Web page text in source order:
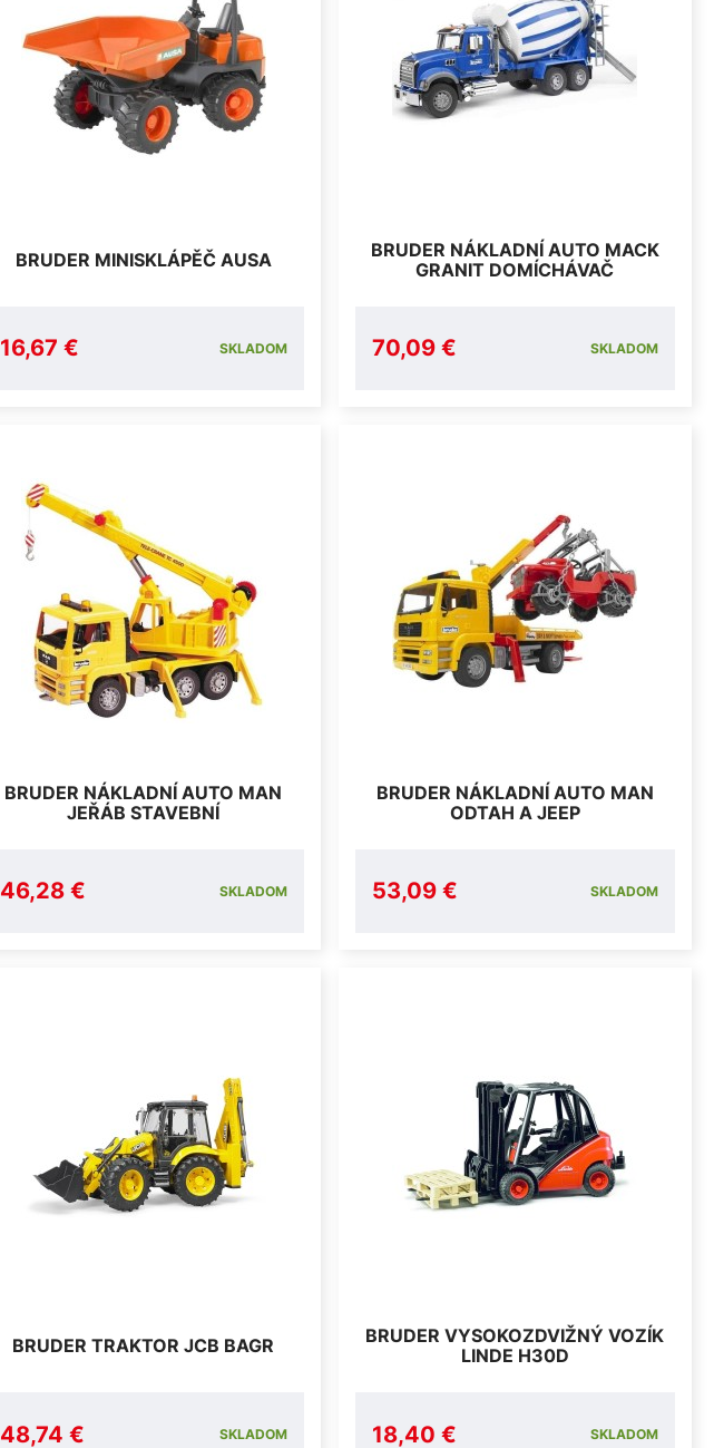
BRUDER MINISKLÁPĚČ AUSA
16,67 € SKLADOM
BRUDER NÁKLADNÍ AUTO MACK
GRANIT DOMÍCHÁVAČ
70,09 € SKLADOM
BRUDER NÁKLADNÍ AUTO MAN
JEŘÁB STAVEBNÍ
46,28 € SKLADOM
BRUDER NÁKLADNÍ AUTO MAN
ODTAH A JEEP
53,09 € SKLADOM
BRUDER TRAKTOR JCB BAGR
48,74 € SKLADOM
BRUDER VYSOKOZDVIŽNÝ VOZÍK
LINDE H30D
18,40 € SKLADOM